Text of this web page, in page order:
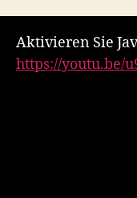
Aktivieren Sie
https://youtu.be/